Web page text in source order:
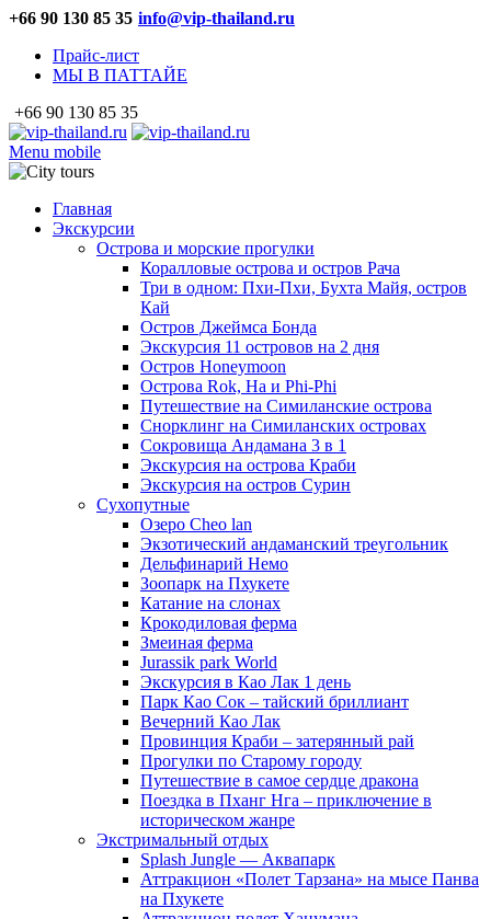
+66 90 130 85 35 info@vip-thailand.ru
Прайс-лист
МЫ В ПАТТАЙЕ
+66 90 130 85 35
Menu mobile
Главная
Экскурсии
Острова и морские прогулки
Коралловые острова и остров Рача
Три в одном: Пхи-Пхи, Бухта Майя, остров
Кай
Остров Джеймса Бонда
Экскурсия 11 островов на 2 дня
Остров Honeymoon
Острова Rok, Ha и Phi-Phi
Путешествие на Симиланские острова
Снорклинг на Симиланских островах
Сокровища Андамана 3 в 1
Экскурсия на острова Краби
Экскурсия на остров Сурин
Сухопутные
Озеро Cheo lan
Экзотический андаманский треугольник
Дельфинарий Немо
Зоопарк на Пхукете
Катание на слонах
Крокодиловая ферма
Змеиная ферма
Jurassik park World
Экскурсия в Као Лак 1 день
Парк Као Сок – тайский бриллиант
Вечерний Као Лак
Провинция Краби – затерянный рай
Прогулки по Старому городу
Путешествие в самое сердце дракона
Поездка в Пханг Нга – приключение в
историческом жанре
Экстримальный отдых
Splash Jungle — Аквапарк
Аттракцион «Полет Тарзана» на мысе Панва
на Пхукете